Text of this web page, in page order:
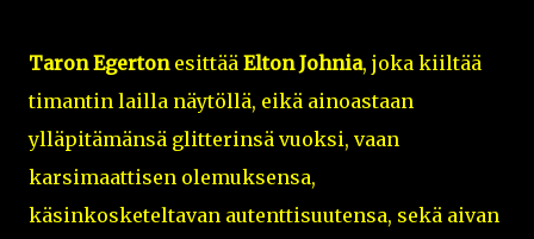
Taron Egertonesittää Elton Johnia, joka kiiltää
timantin lailla näytöllä, eikä ainoastaan
ylläpitämänsä glitterinsä vuoksi, vaan
karsimaattisen olemuksensa,
käsinkosketeltavan autenttisuutensa, sekä aivan